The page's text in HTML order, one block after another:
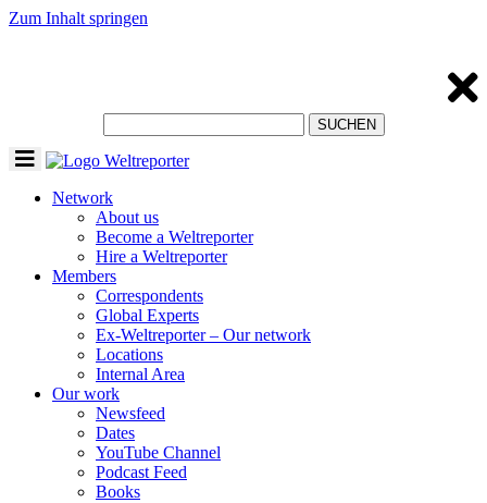
Zum Inhalt springen
Toggle
navigation
Network
About us
Become a Weltreporter
Hire a Weltreporter
Members
Correspondents
Global Experts
Ex-Weltreporter – Our network
Locations
Internal Area
Our work
Newsfeed
Dates
YouTube Channel
Podcast Feed
Books